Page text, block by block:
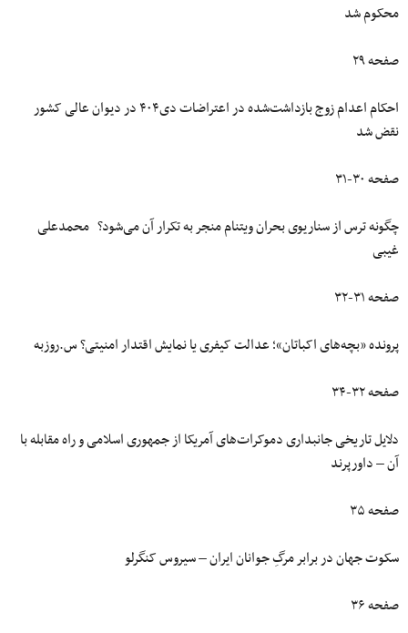
محکوم شد
صفحه ۲۹
احکام اعدام زوج بازداشت‌شده در اعتراضات دی۴۰۴ در دیوان عالی کشور
نقض شد
صفحه ۳۰-۳۱
چگونه ترس از سناریوی بحران ویتنام منجر به تکرار آن می‌شود؟ محمدعلی
غیبی
صفحه ۳۱-۳۲
پرونده «بچه‌های اکباتان»؛ عدالت کیفری یا نمایش اقتدار امنیتی؟ س.روزبه
صفحه ۳۲-۳۴
دلایل تاریخی جانبداری دموکرات‌های آمریکا از جمهوری اسلامی و راه مقابله با
آن – داورپرند
صفحه ۳۵
سکوت جهان در برابر مرگِ جوانان ایران – سیروس کنگرلو
صفحه ۳۶